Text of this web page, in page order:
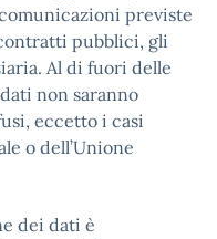
previste
pubblici, gli
Al di fuori delle
non saranno
eccetto i casi
o dell’Unione
dei dati è